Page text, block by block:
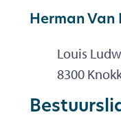
Herman Van
Louis
,8300